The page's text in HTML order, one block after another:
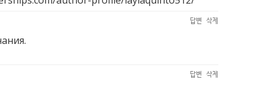
답변 삭제
답변 삭제